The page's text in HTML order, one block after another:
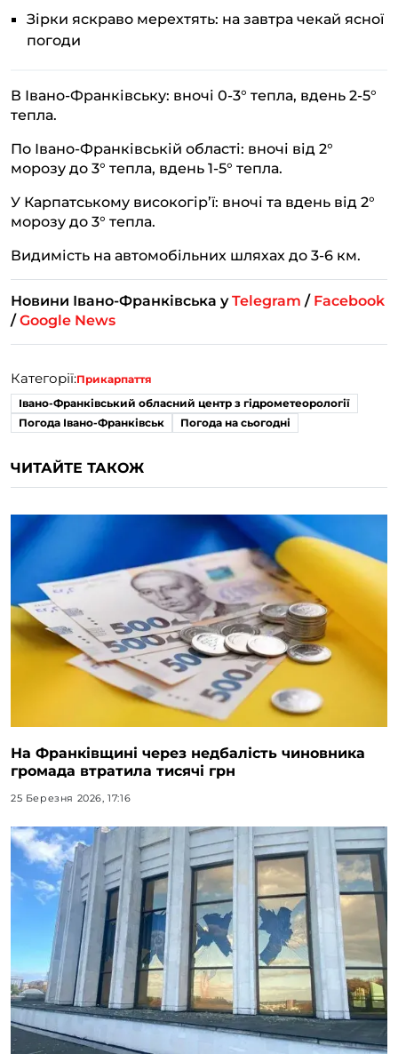
Зірки яскраво мерехтять: на завтра чекай ясної
погоди
В Івано-Франківську: вночі 0-3° тепла, вдень 2-5°
тепла.
По Івано-Франківській області: вночі від 2°
морозу до 3° тепла, вдень 1-5° тепла.
У Карпатському високогір’ї: вночі та вдень від 2°
морозу до 3° тепла.
Видимість на автомобільних шляхах до 3-6 км.
Новини Івано-Франківська уTelegram / Facebook
/Google News
Категорії:Прикарпаття
Івано-Франківський обласний центр з гідрометеорології
Погода Івано-Франківськ
Погода на сьогодні
ЧИТАЙТЕ ТАКОЖ
На Франківщині через недбалість чиновника
громада втратила тисячі грн
25 Березня 2026, 17:16